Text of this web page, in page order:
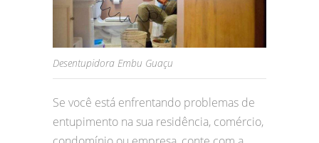
Desentupidora Embu Guaçu
Se você está enfrentando problemas de
entupimento na sua residência, comércio,